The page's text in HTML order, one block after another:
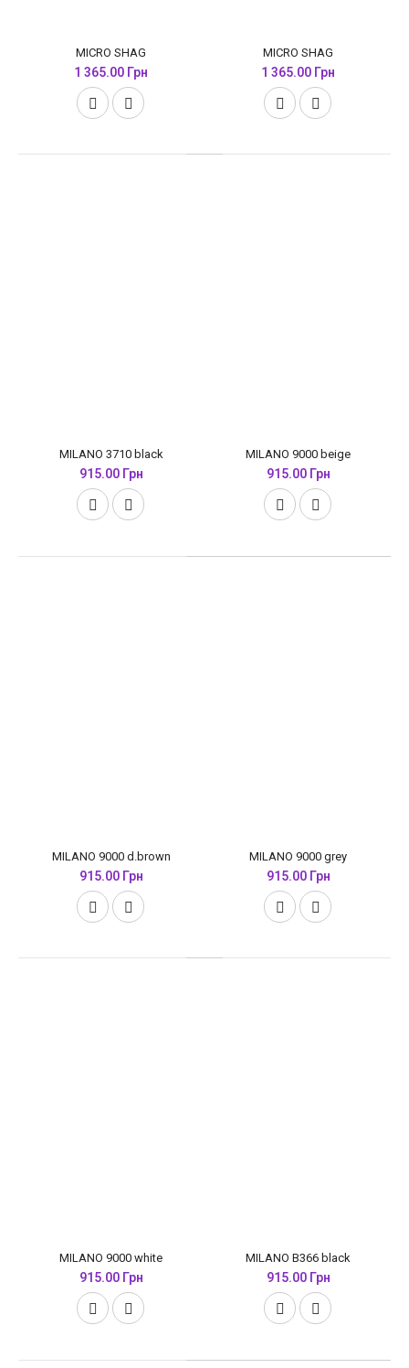
MICRO SHAG
1 365.00 Грн
MICRO SHAG
1 365.00 Грн
MILANO 3710 black
915.00 Грн
MILANO 9000 beige
915.00 Грн
MILANO 9000 d.brown
915.00 Грн
MILANO 9000 grey
915.00 Грн
MILANO 9000 white
915.00 Грн
MILANO B366 black
915.00 Грн